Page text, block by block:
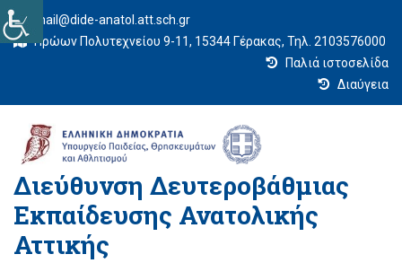
mail@dide-anatol.att.sch.gr
Ηρώων Πολυτεχνείου 9-11, 15344 Γέρακας, Τηλ. 2103576000
Παλιά ιστοσελίδα
Διαύγεια
Διεύθυνση Δευτεροβάθμιας
Εκπαίδευσης Ανατολικής
Αττικής